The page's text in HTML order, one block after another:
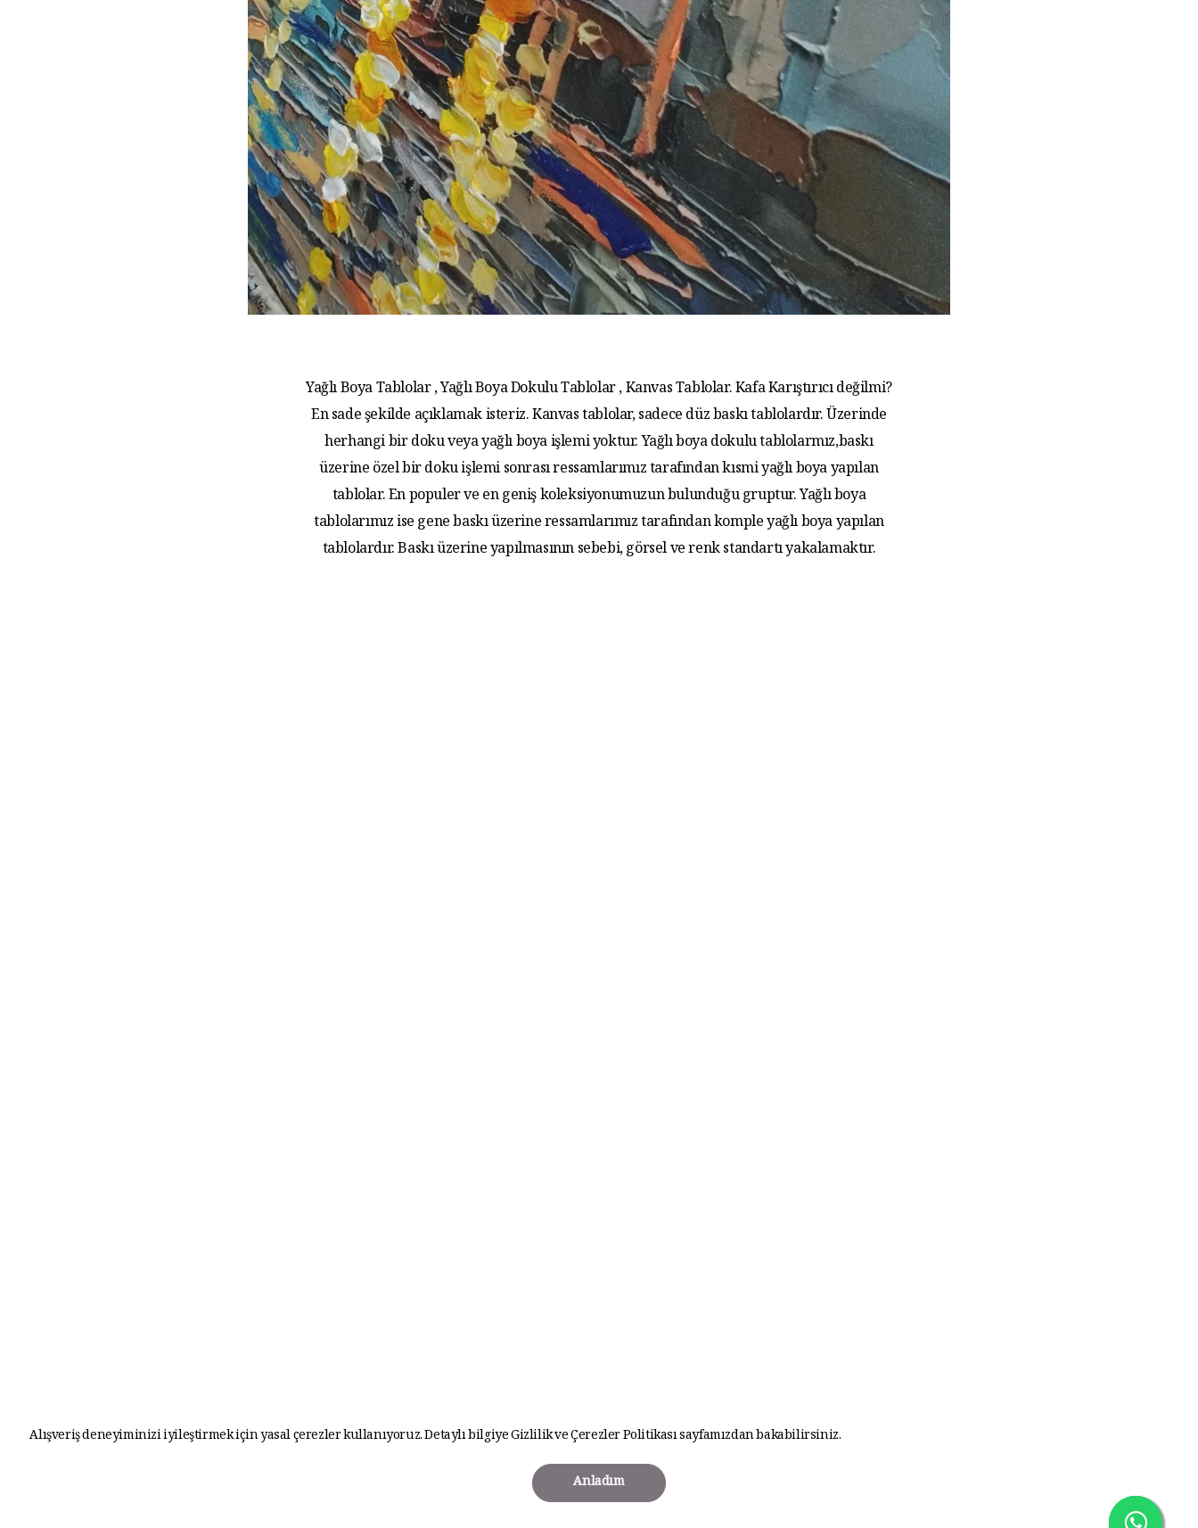
Alışveriş deneyiminizi iyileştirmek için yasal çerezler kullanıyoruz. Detaylı bilgiyeGizlilik ve Çerezler Politikasısayfamızdan bakabilirsiniz.
Anladım
Yağlı Boya Tablolar , Yağlı Boya Dokulu Tablolar , Kanvas Tablolar. Kafa Karıştırıcı değilmi?
En sade şekilde açıklamak isteriz. Kanvas tablolar, sadece düz baskı tablolardır. Üzerinde
herhangi bir doku veya yağlı boya işlemi yoktur. Yağlı boya dokulu tablolarmız,baskı
üzerine özel bir doku işlemi sonrası ressamlarımız tarafından kısmi yağlı boya yapılan
tablolar. En populer ve en geniş koleksiyonumuzun bulunduğu gruptur. Yağlı boya
tablolarımız ise gene baskı üzerine ressamlarımız tarafından komple yağlı boya yapılan
tablolardır. Baskı üzerine yapılmasının sebebi, görsel ve renk standartı yakalamaktır.